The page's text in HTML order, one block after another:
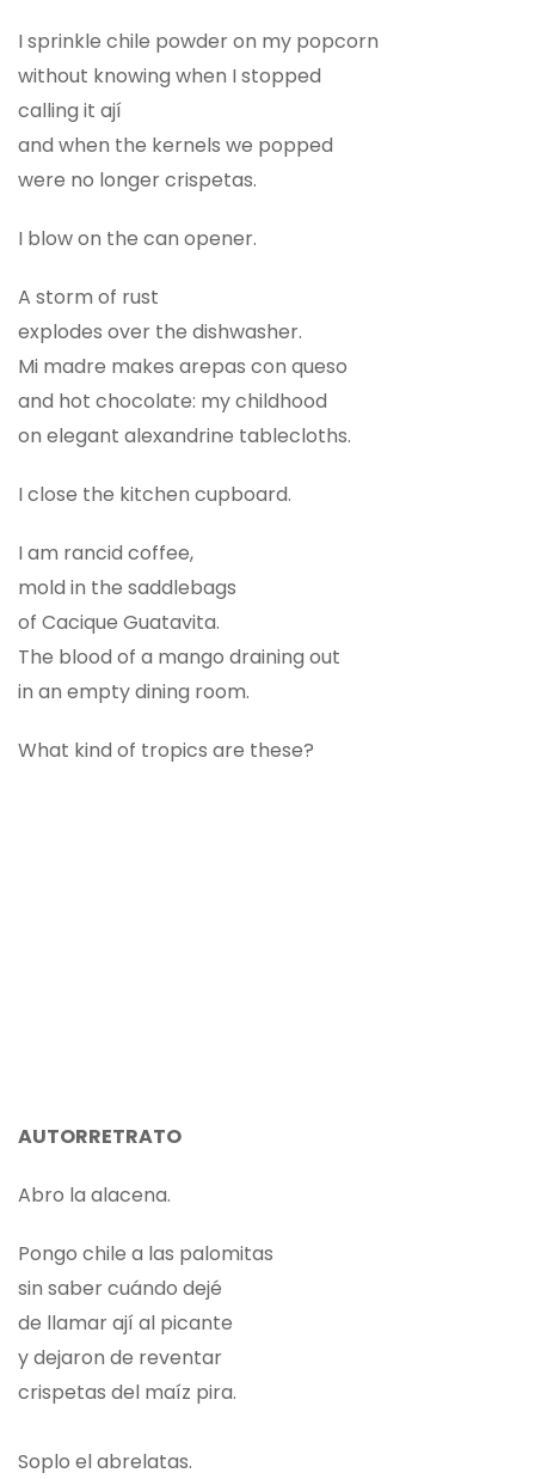
I sprinkle chile powder on my popcorn
without knowing when I stopped
calling it ají
and when the kernels we popped
were no longer crispetas.
I blow on the can opener.
A storm of rust
explodes over the dishwasher.
Mi madre makes arepas con queso
and hot chocolate: my childhood
on elegant alexandrine tablecloths.
I close the kitchen cupboard.
I am rancid coffee,
mold in the saddlebags
of Cacique Guatavita.
The blood of a mango draining out
in an empty dining room.
What kind of tropics are these?
AUTORRETRATO
Abro la alacena.
Pongo chile a las palomitas
sin saber cuándo dejé
de llamar ají al picante
y dejaron de reventar
crispetas del maíz pira.
Soplo el abrelatas.